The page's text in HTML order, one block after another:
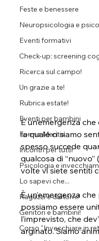
Feste e benessere
Neuropsicologia e
Eventi formativi
Check-up: screening
Ricerca sul campo!
Un grazie a te!
Rubrica estate!
Eventi per bambini
Forma Mentis
Incontri per tutti!
Psicologia e
Lo sapevi che...
Ragazzi e dintorni!
Genitori e bambini!
Corso "Invecchiare in
È un’emergenza
la quale ci siamo
spesso succede
qualcosa di
volte vi siete sentiti
È un’emergenza
possiamo essere
l’imprevisto, che
arginato. Siamo